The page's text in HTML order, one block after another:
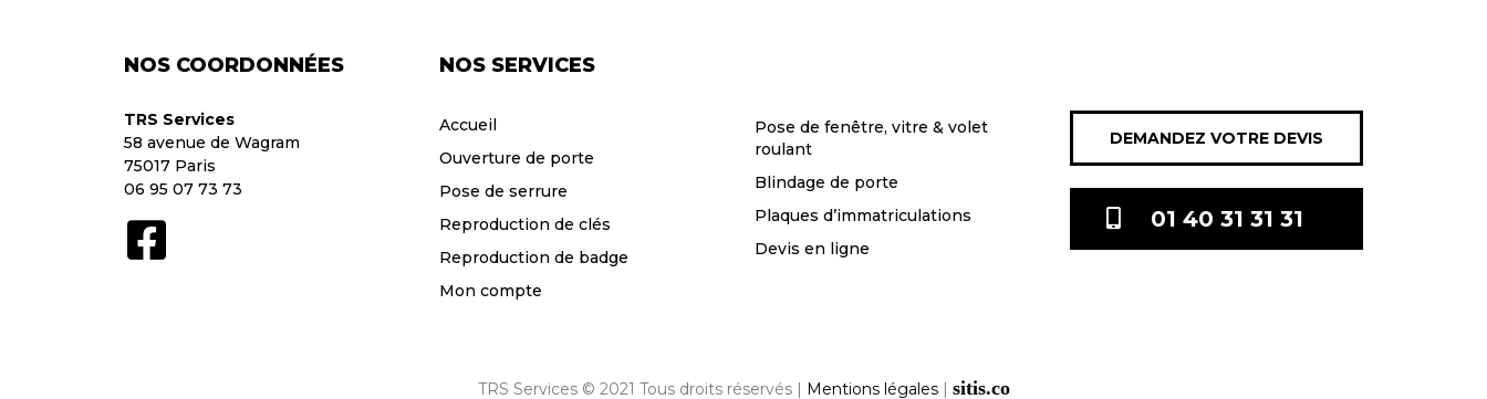
NOS COORDONNÉES
TRS Services
58 avenue de Wagram
75017 Paris
06 95 07 73 73
NOS SERVICES
Accueil
Ouverture de porte
Pose de serrure
Reproduction de clés
Reproduction de badge
Mon compte
Pose de fenêtre, vitre & volet
roulant
Blindage de porte
Plaques d’immatriculations
Devis en ligne
DEMANDEZ VOTRE DEVIS
01 40 31 31 31
TRS Services © 2021 Tous droits réservés | Mentions légales| sitis.co